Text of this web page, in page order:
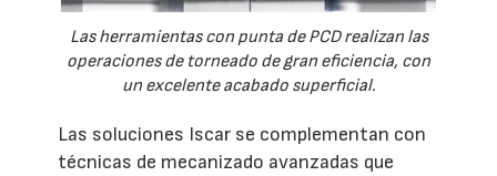
Las herramientas con punta de PCD realizan las
operaciones de torneado de gran eficiencia, con
un excelente acabado superficial.
Las soluciones Iscar se complementan con
técnicas de mecanizado avanzadas que